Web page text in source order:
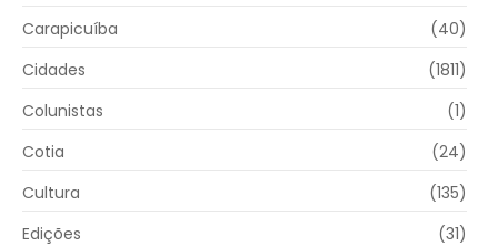
Carapicuíba
(40)
Cidades
(1811)
Colunistas
(1)
Cotia
(24)
Cultura
(135)
Edições
(31)